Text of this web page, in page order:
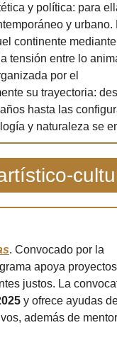
y política: para
y urbano.
continente
tensión entre lo
por el
su trayectoria:
hasta las
y naturaleza se
. Convocado por la
apoya proyectos
justos. La
y ofrece ayudas
además de